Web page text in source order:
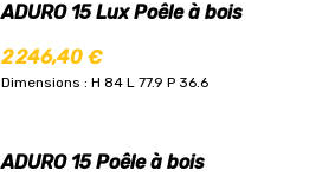
ADURO 15 Lux Poêle à bois
2 246,40 €
Dimensions : H 84 L 77.9 P 36.6
ADURO 15 Poêle à bois